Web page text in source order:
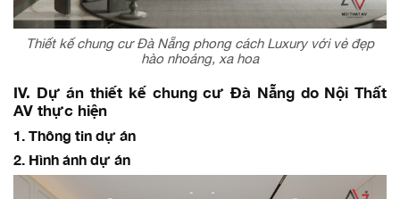
Thiết kế chung cư Đà Nẵng phong cách Luxury với vẻ đẹp
hào nhoáng, xa hoa
IV. Dự án thiết kế chung cư Đà Nẵng do Nội Thất
AV thực hiện
1. Thông tin dự án
2. Hình ảnh dự án